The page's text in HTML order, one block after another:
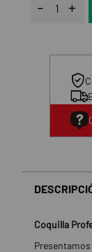
Coquilla
Presentamos